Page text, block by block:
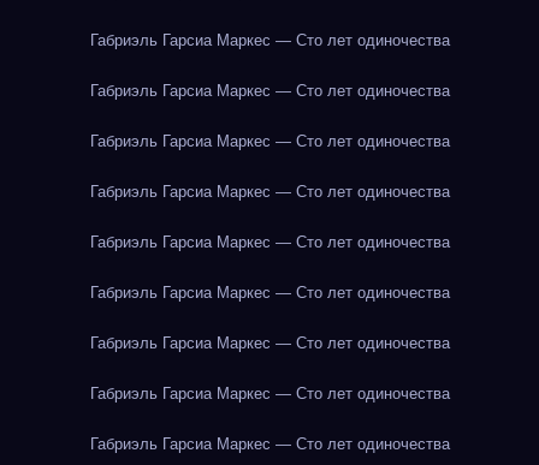
Габриэль Гарсиа Маркес — Сто лет одиночества
Габриэль Гарсиа Маркес — Сто лет одиночества
Габриэль Гарсиа Маркес — Сто лет одиночества
Габриэль Гарсиа Маркес — Сто лет одиночества
Габриэль Гарсиа Маркес — Сто лет одиночества
Габриэль Гарсиа Маркес — Сто лет одиночества
Габриэль Гарсиа Маркес — Сто лет одиночества
Габриэль Гарсиа Маркес — Сто лет одиночества
Габриэль Гарсиа Маркес — Сто лет одиночества